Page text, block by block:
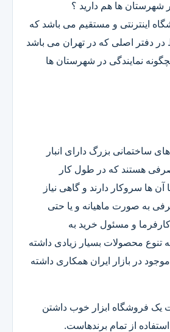
شهرستان ها هم دارید ؟
اینترنتی و مستقیم می باشد که
در دفتر اصلی که در تهران می باشد
نمایندگی در شهرستان ها
ساختمانی بزرگ دارای انبار
هستند که در طول کار
آن ها سروکار دارند و گاهی نیاز
به صورت ماهیانه و یا حتی
و مسئول خرید به
تنوع محصولات بسیار زیادی داشته
در بازار ایران همکاری داشته
یک فروشگاه ابزار خوب داشتن
از تمام برندهاست.